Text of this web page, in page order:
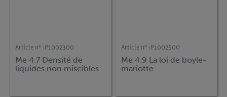
Article n° : P1002300
Me 4.7 Densité de
liquides non miscibles
Article n° : P1002500
Me 4.9 La loi de boyle-
mariotte